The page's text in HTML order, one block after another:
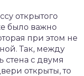
открытого
было важно
при этом не
Так, между
стена с двумя
открыты, то